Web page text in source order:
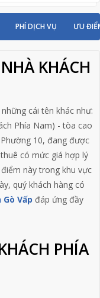
PHÍ DỊCH VỤ ƯU
KHÁCH
cái tên khác như:
Phía Nam) - tòa cao
10, đang được
có mức giá hợp lý
này trong khu vực
quý khách hàng có
Vấp đáp ứng đầy
PHÍA